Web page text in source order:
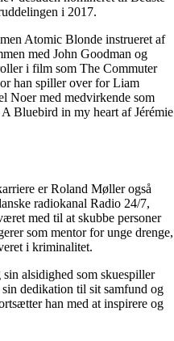
i 2017.
Atomic Blonde instrueret af
med John Goodman og
i film som The Commuter
han spiller over for Liam
Noer med medvirkende som
Bluebird in my heart af Jérémie
er Roland Møller også
radiokanal Radio 24/7,
med til at skubbe personer
som mentor for unge drenge,
i kriminalitet.
alsidighed som skuespiller
dedikation til sit samfund og
han med at inspirere og